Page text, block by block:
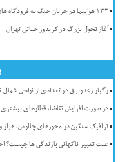
۱۳۳ هواپیما در جریان جنگ به فرودگاه های امن منتقل شدند
آغاز تحول بزرگ در کریدور حیاتی تهران -
رگبار رعدوبرق در تعدادی از نواحی شمال
در صورت افزایش تقاضا، قطارهای بیشتری
ترافیک سنگین در محورهای چالوس، هراز
علت تغییر ناگهانی بارندگی ها چیست؟